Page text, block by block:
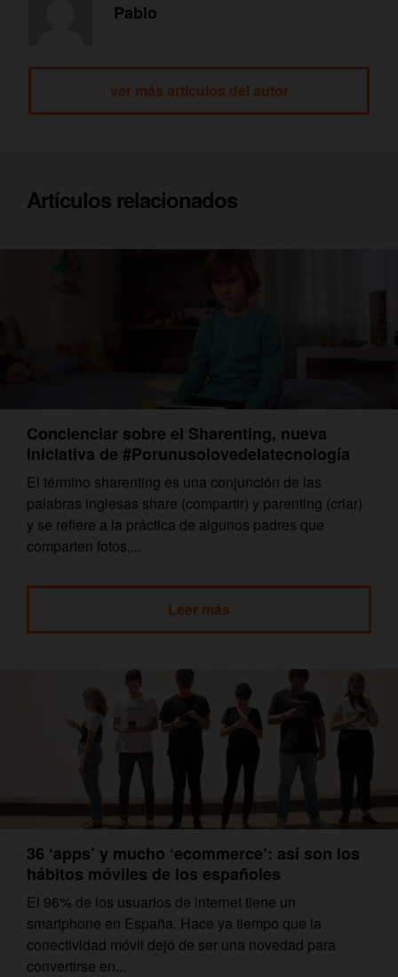
Pablo
ver más artículos del autor
Artículos relacionados
Concienciar sobre el Sharenting, nueva
iniciativa de #Porunusolovedelatecnología
El término sharenting es una conjunción de las
palabras inglesas share (compartir) y parenting (criar)
y se refiere a la práctica de algunos padres que
comparten fotos,...
Leer más
36 ‘apps’ y mucho ‘ecommerce’: así son los
hábitos móviles de los españoles
El 96% de los usuarios de internet tiene un
smartphone en España. Hace ya tiempo que la
conectividad móvil dejó de ser una novedad para
convertirse en...